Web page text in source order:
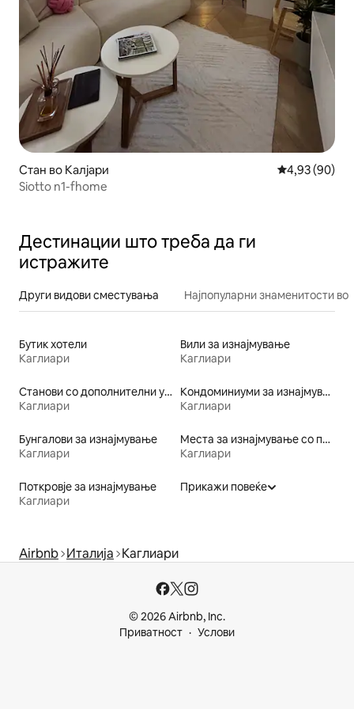
Стан во Калјари Просечна
4,93 (90)
Siotto n1-fhome
Дестинации што треба да ги
истражите
Други видови сместувања Најпопуларни знаменитости во
Бутик хотели
Каглиари
Вили за изнајмување
Каглиари
Станови со дополнителни услуги за изнајмување
Каглиари
Кондоминиуми за изнајмување
Каглиари
Бунгалови за изнајмување
Каглиари
Места за изнајмување со пристап до езеро
Каглиари
Поткровје за изнајмување
Каглиари
Прикажи повеќе
Airbnb Италија Каглиари
© 2026 Airbnb, Inc.
Приватност
Услови